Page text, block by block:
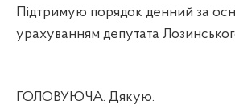
Підтримую порядок денний за
урахуванням депутата
ГОЛОВУЮЧА. Дякую.